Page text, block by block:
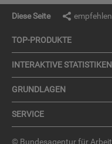
Diese Seite empfehlen
TOP-PRO­DUK­TE
IN­TER­AK­TI­VE STA­TIS­TI­KEN
GRUND­LA­GEN
SER­VICE
© Bundesagentur für Arbeit